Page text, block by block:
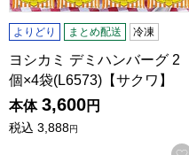
よりどり まとめ配送 冷凍
ヨシカミ デミハンバーグ 2
個×4袋(L6573)【サクワ】
本体 3,600円
税込 3,888円